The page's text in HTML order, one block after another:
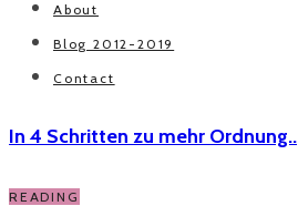
About
Blog 2012-2019
Contact
In 4 Schritten zu mehr Ordnung..
READING